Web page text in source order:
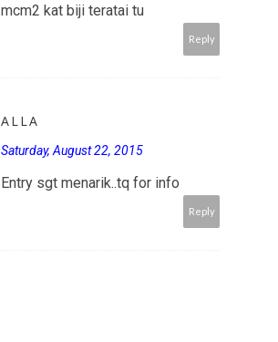
mcm2 kat biji teratai tu
Reply
ALLA
Saturday, August 22, 2015
Entry sgt menarik..tq for info
Reply